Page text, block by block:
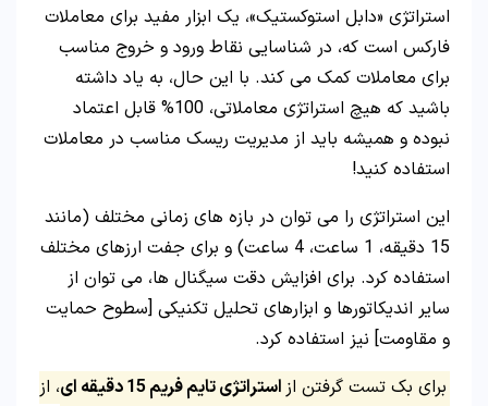
استراتژی «دابل استوکستیک»، یک ابزار مفید برای معاملات
فارکس است که، در شناسایی نقاط ورود و خروج مناسب
برای معاملات کمک می کند. با این حال، به یاد داشته
باشید که هیچ استراتژی معاملاتی، 100% قابل اعتماد
نبوده و همیشه باید از مدیریت ریسک مناسب در معاملات
استفاده کنید!
این استراتژی را می‌ توان در بازه‌ های زمانی مختلف (مانند
15 دقیقه، 1 ساعت، 4 ساعت) و برای جفت ارزهای مختلف
استفاده کرد. برای افزایش دقت سیگنال‌ ها، می‌ توان از
سایر اندیکاتورها و ابزارهای تحلیل تکنیکی [سطوح حمایت
و مقاومت] نیز استفاده کرد.
برای بک تست گرفتن از استراتژی تایم فریم 15 دقیقه ای
، از